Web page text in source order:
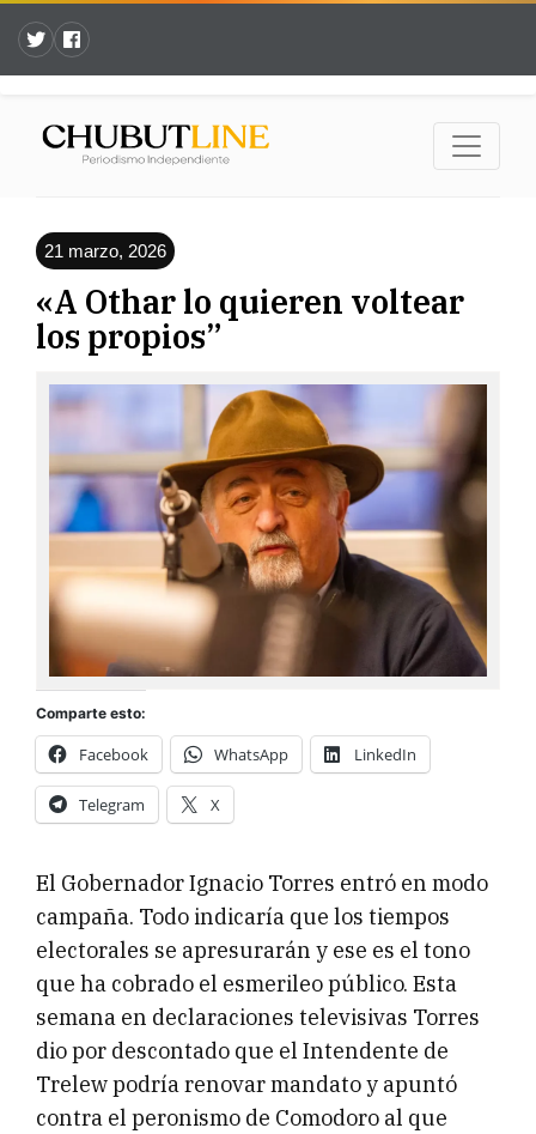
21 marzo, 2026
«A Othar lo quieren voltear
los propios”
Comparte esto:
Facebook WhatsApp LinkedIn
Telegram X
El Gobernador Ignacio Torres entró en modo
campaña. Todo indicaría que los tiempos
electorales se apresurarán y ese es el tono
que ha cobrado el esmerileo público. Esta
semana en declaraciones televisivas Torres
dio por descontado que el Intendente de
Trelew podría renovar mandato y apuntó
contra el peronismo de Comodoro al que